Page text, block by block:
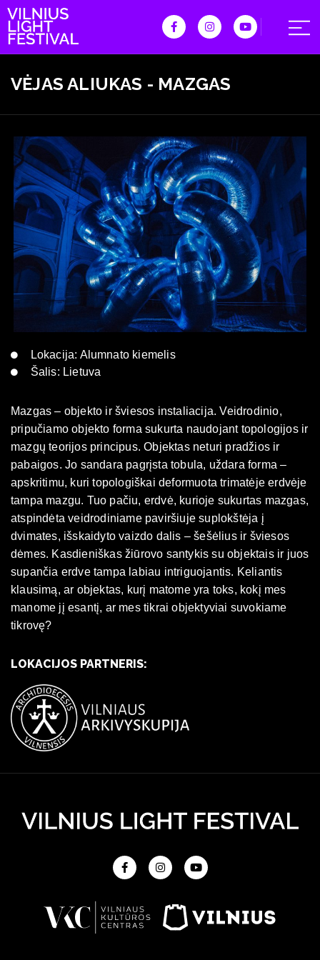
VĖJAS ALIUKAS - MAZGAS
Lokacija: Alumnato kiemelis
Šalis: Lietuva
Mazgas – objekto ir šviesos instaliacija. Veidrodinio,
pripučiamo objekto forma sukurta naudojant topologijos ir
mazgų teorijos principus. Objektas neturi pradžios ir
pabaigos. Jo sandara pagrįsta tobula, uždara forma –
apskritimu, kuri topologiškai deformuota trimatėje erdvėje
tampa mazgu. Tuo pačiu, erdvė, kurioje sukurtas mazgas,
atspindėta veidrodiniame paviršiuje suplokštėja į
dvimates, išskaidyto vaizdo dalis – šešėlius ir šviesos
dėmes. Kasdieniškas žiūrovo santykis su objektais ir juos
supančia erdve tampa labiau intriguojantis. Keliantis
klausimą, ar objektas, kurį matome yra toks, kokį mes
manome jį esantį, ar mes tikrai objektyviai suvokiame
tikrovę?
LOKACIJOS PARTNERIS: